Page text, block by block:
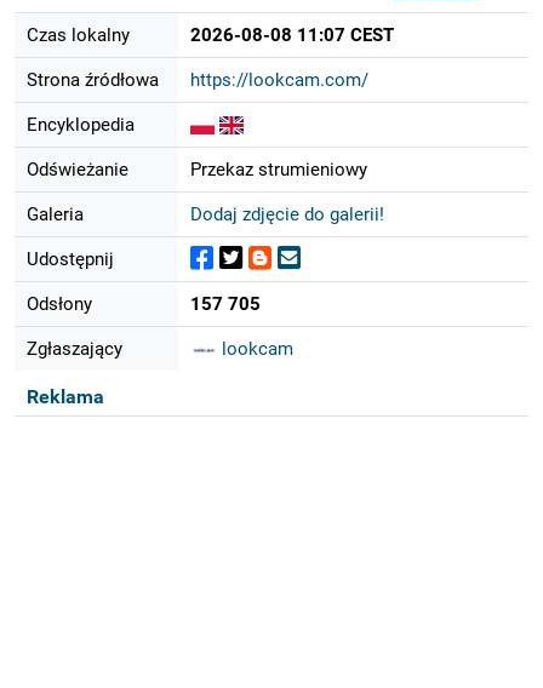
Czas lokalny 2026-08-08 11:07 CEST
Strona źródłowa https://lookcam.com/
Encyklopedia
Odświeżanie Przekaz strumieniowy
Galeria Dodaj zdjęcie do galerii!
Udostępnij
Odsłony 157 705
Zgłaszający lookcam
Reklama